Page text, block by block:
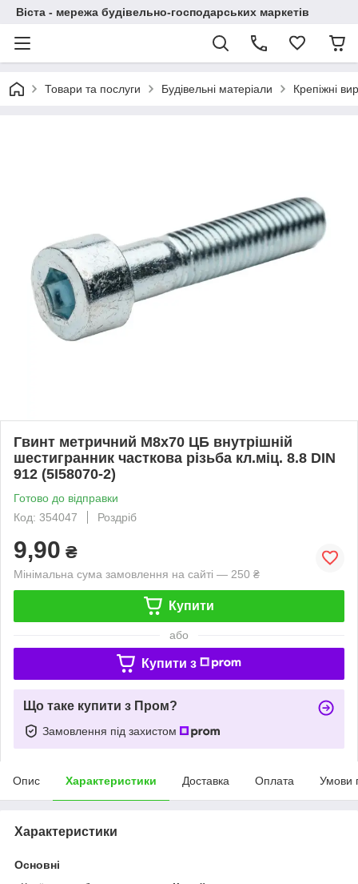
Віста - мережа будівельно-господарських маркетів
Товари та послуги Будівельні матеріали Крепіжні
Гвинт метричний М8х70 ЦБ внутрішній
шестигранник часткова різьба кл.міц. 8.8 DIN
912 (5I58070-2)
Готово до відправки
Код: 354047
Роздріб
9,90 ₴
Мінімальна сума замовлення на сайті — 250 ₴
Купити
або
Купити з
Що таке купити з Пром?
Замовлення під захистом
Опис Характеристики Доставка Оплата Умови
Характеристики
Основні